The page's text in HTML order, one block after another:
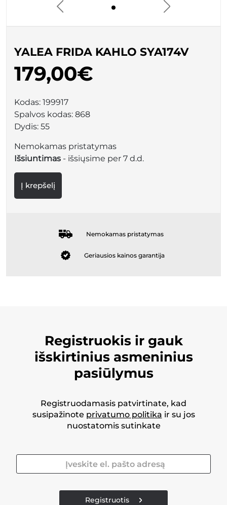
YALEA FRIDA KAHLO SYA174V
179,00€
Kodas: 199917
Spalvos kodas: 868
Dydis: 55
Nemokamas pristatymas
Išsiuntimas - išsiųsime per 7 d.d.
Į krepšelį
Nemokamas pristatymas
Geriausios kainos garantija
Registruokis ir gauk
išskirtinius asmeninius
pasiūlymus
Registruodamasis patvirtinate, kad
susipažinote privatumo politika ir su jos
nuostatomis sutinkate
Registruotis